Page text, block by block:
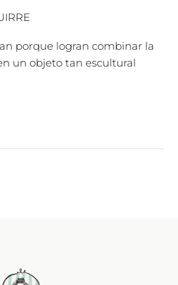
porque logran combinar la
un objeto tan escultural